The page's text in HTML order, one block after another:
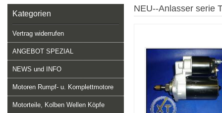
Kategorien
Vertrag widerrufen
ANGEBOT SPEZIAL
NEWS und INFO
Motoren Rumpf- u. Komplettmotore
Motorteile, Kolben Wellen Köpfe
NEU--Anlasser serie